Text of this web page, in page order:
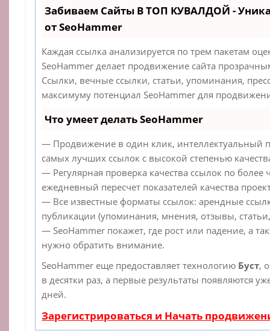
Забиваем Сайты В ТОП КУВАЛДОЙ -
от SeoHammer
Каждая ссылка анализируется по трем пакетам
SeoHammer делает продвижение сайта
Ссылки, вечные ссылки, статьи, упоминания,
максимуму потенциал SeoHammer для
Что умеет делать SeoHammer
— Продвижение в один клик, интеллектуальный
самых лучших ссылок с высокой степенью
— Регулярная проверка качества ссылок по более
ежедневный пересчет показателей качества
— Все известные форматы ссылок: арендные
публикации (упоминания, мнения, отзывы,
— SeoHammer покажет, где рост или падение, а
нужно обратить внимание.
SeoHammer еще предоставляет технологию Буст,
в десятки раз, а первые результаты появляются
дней.
Зарегистрироваться и Начать